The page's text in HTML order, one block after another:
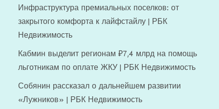
Инфраструктура премиальных поселков: от
закрытого комфорта к лайфстайлу | РБК
Недвижимость
Кабмин выделит регионам ₽7,4 млрд на помощь
льготникам по оплате ЖКУ | РБК Недвижимость
Собянин рассказал о дальнейшем развитии
«Лужников» | РБК Недвижимость